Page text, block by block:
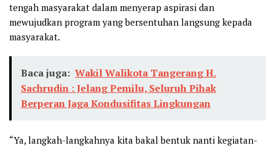
tengah masyarakat dalam menyerap aspirasi dan
mewujudkan program yang bersentuhan langsung kepada
masyarakat.
Baca juga: Wakil Walikota Tangerang H.
Sachrudin : Jelang Pemilu, Seluruh Pihak
Berperan Jaga Kondusifitas Lingkungan
“Ya, langkah-langkahnya kita bakal bentuk nanti kegiatan-